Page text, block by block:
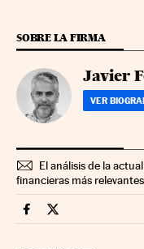
SOBRE LA FIRMA
Javier
VER
El análisis de la
financieras más relevantes
Companias Cinco
Companias